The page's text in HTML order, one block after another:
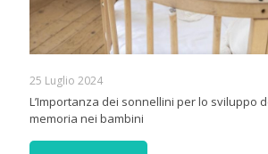
25 Luglio 2024
L’Importanza dei sonnellini per lo sviluppo
memoria nei bambini